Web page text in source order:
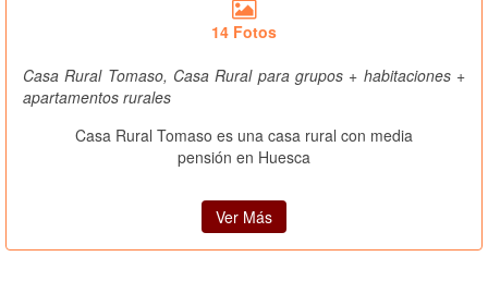
14 Fotos
Casa Rural Tomaso, Casa Rural para grupos + habitaciones +
apartamentos rurales
Casa Rural Tomaso es una casa rural con media
pensión en Huesca
Ver Más